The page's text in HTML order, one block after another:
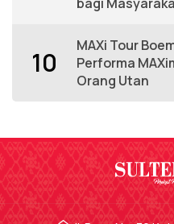
10
MAXi Tour
Performa
Orang Utan